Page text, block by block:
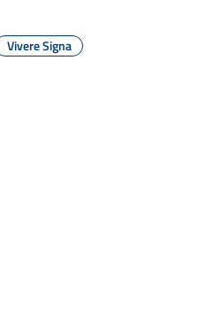
Vivere Signa